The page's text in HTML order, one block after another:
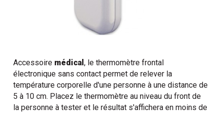
Accessoire médical, le thermomètre frontal
électronique sans contact permet de relever la
température corporelle d'une personne à une distance de
5 à 10 cm. Placez le thermomètre au niveau du front de
la personne à tester et le résultat s'affichera en moins de